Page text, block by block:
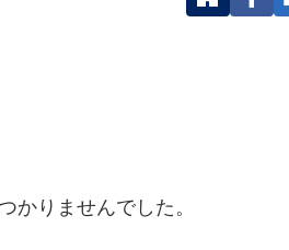
かりませんでした。